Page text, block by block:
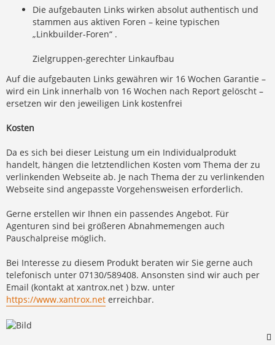
Die aufgebauten Links wirken absolut authentisch und
stammen aus aktiven Foren – keine typischen
„Linkbuilder-Foren“ .
Zielgruppen-gerechter Linkaufbau
Auf die aufgebauten Links gewähren wir 16 Wochen Garantie –
wird ein Link innerhalb von 16 Wochen nach Report gelöscht –
ersetzen wir den jeweiligen Link kostenfrei
Kosten
Da es sich bei dieser Leistung um ein Individualprodukt
handelt, hängen die letztendlichen Kosten vom Thema der zu
verlinkenden Webseite ab. Je nach Thema der zu verlinkenden
Webseite sind angepasste Vorgehensweisen erforderlich.
Gerne erstellen wir Ihnen ein passendes Angebot. Für
Agenturen sind bei größeren Abnahmemengen auch
Pauschalpreise möglich.
Bei Interesse zu diesem Produkt beraten wir Sie gerne auch
telefonisch unter 07130/589408. Ansonsten sind wir auch per
Email (kontakt at xantrox.net ) bzw. unter
https://www.xantrox.net erreichbar.